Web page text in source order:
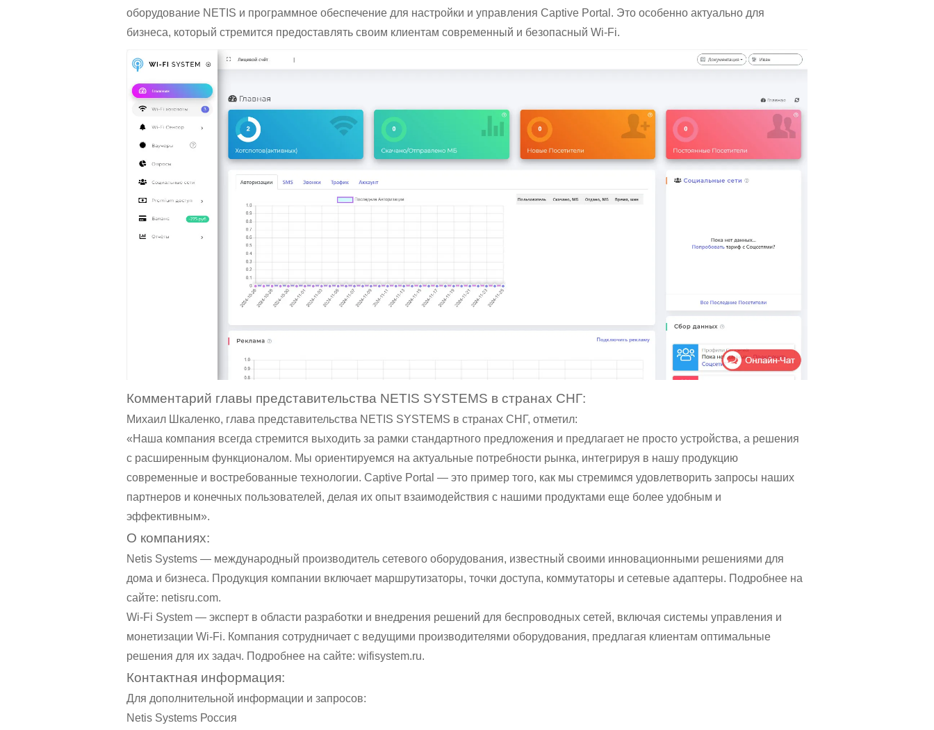
оборудование NETIS и программное обеспечение для настройки и управления Captive Portal. Это особенно актуально для
бизнеса, который стремится предоставлять своим клиентам современный и безопасный Wi-Fi.
Комментарий главы представительства NETIS SYSTEMS в странах СНГ:
Михаил Шкаленко, глава представительства NETIS SYSTEMS в странах СНГ, отметил:
«Наша компания всегда стремится выходить за рамки стандартного предложения и предлагает не просто устройства, а решения
с расширенным функционалом. Мы ориентируемся на актуальные потребности рынка, интегрируя в нашу продукцию
современные и востребованные технологии. Captive Portal — это пример того, как мы стремимся удовлетворить запросы наших
партнеров и конечных пользователей, делая их опыт взаимодействия с нашими продуктами еще более удобным и
эффективным».
О компаниях:
Netis Systems — международный производитель сетевого оборудования, известный своими инновационными решениями для
дома и бизнеса. Продукция компании включает маршрутизаторы, точки доступа, коммутаторы и сетевые адаптеры. Подробнее на
сайте: netisru.com.
Wi-Fi System — эксперт в области разработки и внедрения решений для беспроводных сетей, включая системы управления и
монетизации Wi-Fi. Компания сотрудничает с ведущими производителями оборудования, предлагая клиентам оптимальные
решения для их задач. Подробнее на сайте: wifisystem.ru.
Контактная информация:
Для дополнительной информации и запросов:
Netis Systems Россия